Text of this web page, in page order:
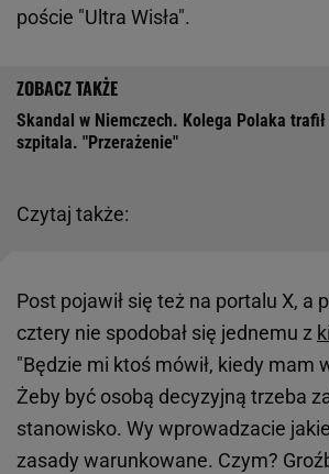
poście "Ultra Wisła".
Czytaj także:
Skandal w Niemczech. Kolega Polaka
szpitala. "Przerażenie"
Post pojawił się też na portalu X, a
cztery nie spodobał się jednemu z
"Będzie mi ktoś mówił, kiedy mam
Żeby być osobą decyzyjną trzeba
stanowisko. Wy wprowadzacie
zasady warunkowane. Czym?